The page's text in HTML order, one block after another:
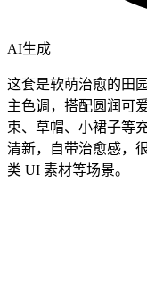
AI生成
这套是软萌治愈的田
主色调，搭配圆润可
束、草帽、小裙子等
清新，自带治愈感，
类 UI 素材等场景。